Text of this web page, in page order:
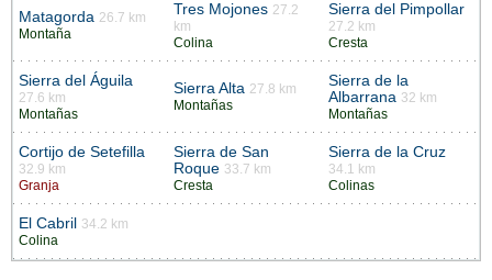
Matagorda 26.7 km
Montaña
Tres Mojones 27.2
km
Colina
Sierra del Pimpollar
27.2 km
Cresta
Sierra del Águila
27.6 km
Montañas
Sierra Alta 27.8 km
Montañas
Sierra de la
Albarrana 32 km
Montañas
Cortijo de Setefilla
32.9 km
Granja
Sierra de San
Roque 33.7 km
Cresta
Sierra de la Cruz
34.1 km
Colinas
El Cabril
34.2 km
Colina